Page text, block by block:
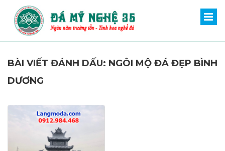
BÀI VIẾT ĐÁNH DẤU: NGÔI MỘ ĐÁ ĐẸP BÌNH
DƯƠNG